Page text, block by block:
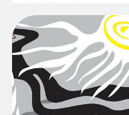
hjælpe dig til at genkende din
PMS.